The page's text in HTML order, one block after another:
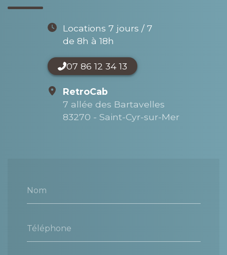
Nom
Téléphone
Locations 7 jours / 7
de 8h à 18h
07 86 12 34 13
RetroCab
7 allée des Bartavelles
83270 - Saint-Cyr-sur-Mer